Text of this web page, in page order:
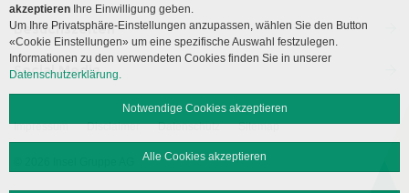
Besuchszeiten
Social Media
Impressum Disclaimer Datenschutz Sitemap
akzeptieren Ihre Einwilligung geben.
Um Ihre Privatsphäre-Einstellungen anzupassen, wählen Sie den Button
«Cookie Einstellungen» um eine spezifische Auswahl festzulegen.
Informationen zu den verwendeten Cookies finden Sie in unserer
Datenschutzerklärung.
Notwendige Cookies akzeptieren
Alle Cookies akzeptieren